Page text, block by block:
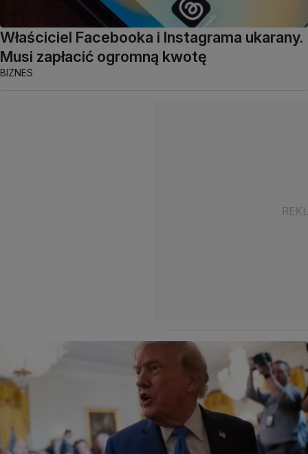
Właściciel Facebooka i Instagrama ukarany.
Musi zapłacić ogromną kwotę
BIZNES